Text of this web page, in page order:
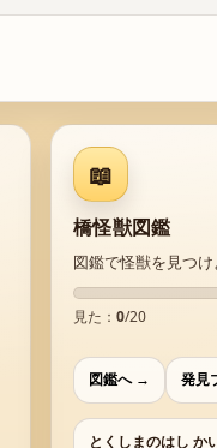
📖
橋怪獣図鑑
図鑑で怪獣を見つけ
見た： 0/20
図鑑へ → 発見
とくしまのはし か